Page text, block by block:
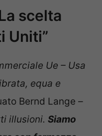
scelta
Uniti”
Ue – Usa
equa e
Bernd Lange –
illusioni. Siamo